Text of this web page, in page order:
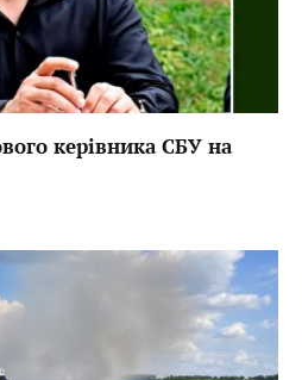
керівника СБУ на